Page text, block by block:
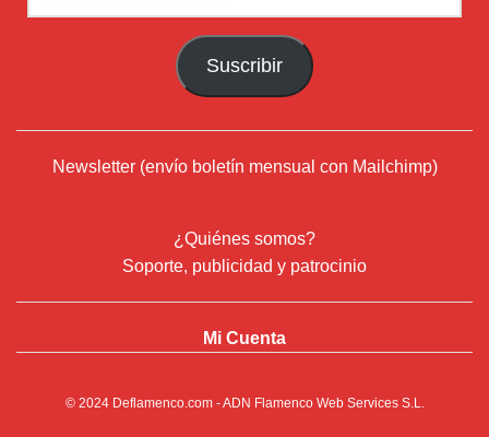
de
Suscribir
Newsletter (envío boletín mensual con Mailchimp)
¿Quiénes somos?
Soporte, publicidad y patrocinio
Mi Cuenta
© 2024 Deflamenco.com- ADN Flamenco Web Services S.L.